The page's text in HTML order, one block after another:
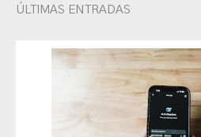
ÚLTIMAS ENTRADAS